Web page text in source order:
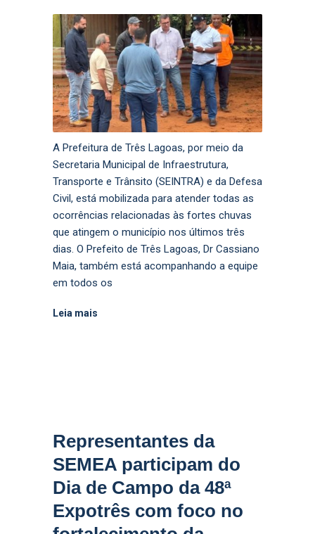
A Prefeitura de Três Lagoas, por meio da
Secretaria Municipal de Infraestrutura,
Transporte e Trânsito (SEINTRA) e da Defesa
Civil, está mobilizada para atender todas as
ocorrências relacionadas às fortes chuvas
que atingem o município nos últimos três
dias. O Prefeito de Três Lagoas, Dr Cassiano
Maia, também está acompanhando a equipe
em todos os
Leia mais
Representantes da
SEMEA participam do
Dia de Campo da 48ª
Expotrês com foco no